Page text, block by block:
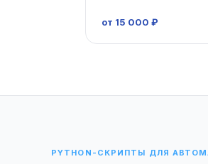
от 15 000 ₽
PYTHON-СКРИПТЫ ДЛЯ